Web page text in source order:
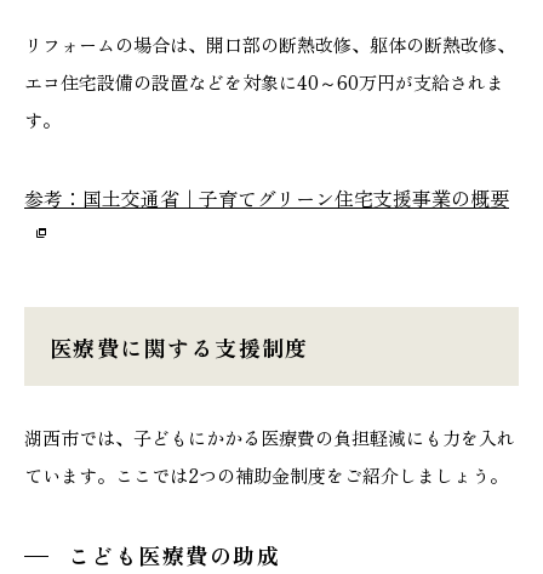
リフォームの場合は、開口部の断熱改修、躯体の断熱改修、
エコ住宅設備の設置などを対象に40～60万円が支給されま
す。
参考：国土交通省｜子育てグリーン住宅支援事業の概要
医療費に関する支援制度
湖西市では、子どもにかかる医療費の負担軽減にも力を入れ
ています。ここでは2つの補助金制度をご紹介しましょう。
こども医療費の助成